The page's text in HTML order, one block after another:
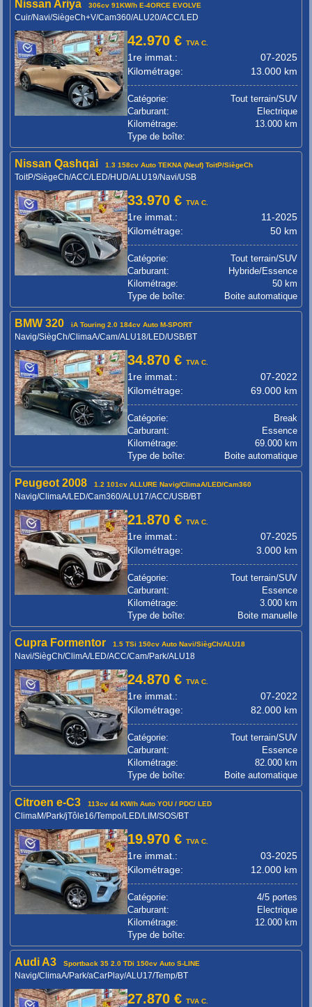
Nissan Ariya 306cv 91KW/h E-4ORCE EVOLVE
Cuir/Navi/SiègeCh+V/Cam360/ALU20/ACC/LED
42.970 €TVA C.
1re immat.:
07-2025
Kilométrage:
13.000 km
Catégorie:
Tout terrain/SUV
Carburant:
Electrique
Kilométrage:
13.000 km
Type de boîte:
Nissan Qashqai 1.3 158cv Auto TEKNA (Neuf) ToitP/SiègeCh
ToitP/SiègeCh/ACC/LED/HUD/ALU19/Navi/USB
33.970 €TVA C.
1re immat.:
11-2025
Kilométrage:
50 km
Catégorie:
Tout terrain/SUV
Carburant:
Hybride/Essence
Kilométrage:
50 km
Type de boîte:
Boite automatique
BMW 320 iA Touring 2.0 184cv Auto M-SPORT
Navig/SiègCh/ClimaA/Cam/ALU18/LED/USB/BT
34.870 €TVA C.
1re immat.:
07-2022
Kilométrage:
69.000 km
Catégorie:
Break
Carburant:
Essence
Kilométrage:
69.000 km
Type de boîte:
Boite automatique
Peugeot 2008 1.2 101cv ALLURE Navig/ClimaA/LED/Cam360
Navig/ClimaA/LED/Cam360/ALU17/ACC/USB/BT
21.870 €TVA C.
1re immat.:
07-2025
Kilométrage:
3.000 km
Catégorie:
Tout terrain/SUV
Carburant:
Essence
Kilométrage:
3.000 km
Type de boîte:
Boite manuelle
Cupra Formentor 1.5 TSi 150cv Auto Navi/SiègCh/ALU18
Navi/SiègCh/ClimA/LED/ACC/Cam/Park/ALU18
24.870 €TVA C.
1re immat.:
07-2022
Kilométrage:
82.000 km
Catégorie:
Tout terrain/SUV
Carburant:
Essence
Kilométrage:
82.000 km
Type de boîte:
Boite automatique
Citroen e-C3 113cv 44 KW/h Auto YOU / PDC/ LED
ClimaM/Park/jTôle16/Tempo/LED/LIM/SOS/BT
19.970 €TVA C.
1re immat.:
03-2025
Kilométrage:
12.000 km
Catégorie:
4/5 portes
Carburant:
Electrique
Kilométrage:
12.000 km
Type de boîte:
Audi A3 Sportback 35 2.0 TDi 150cv Auto S-LINE
Navig/ClimaA/Park/aCarPlay/ALU17/Temp/BT
27.870 €TVA C.